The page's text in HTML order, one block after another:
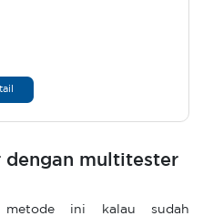
dengan multitester
metode ini kalau sudah